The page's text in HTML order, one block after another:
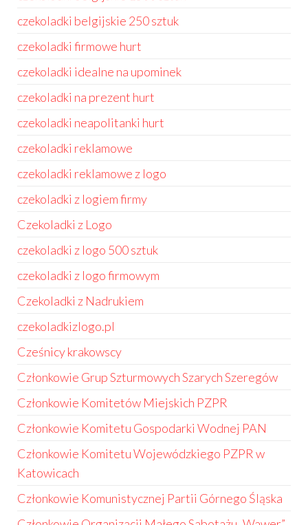
czekoladki belgijskie 250 sztuk
czekoladki firmowe hurt
czekoladki idealne na upominek
czekoladki na prezent hurt
czekoladki neapolitanki hurt
czekoladki reklamowe
czekoladki reklamowe z logo
czekoladki z logiem firmy
Czekoladki z Logo
czekoladki z logo 500 sztuk
czekoladki z logo firmowym
Czekoladki z Nadrukiem
czekoladkizlogo.pl
Cześnicy krakowscy
Członkowie Grup Szturmowych Szarych Szeregów
Członkowie Komitetów Miejskich PZPR
Członkowie Komitetu Gospodarki Wodnej PAN
Członkowie Komitetu Wojewódzkiego PZPR w
Katowicach
Członkowie Komunistycznej Partii Górnego Śląska